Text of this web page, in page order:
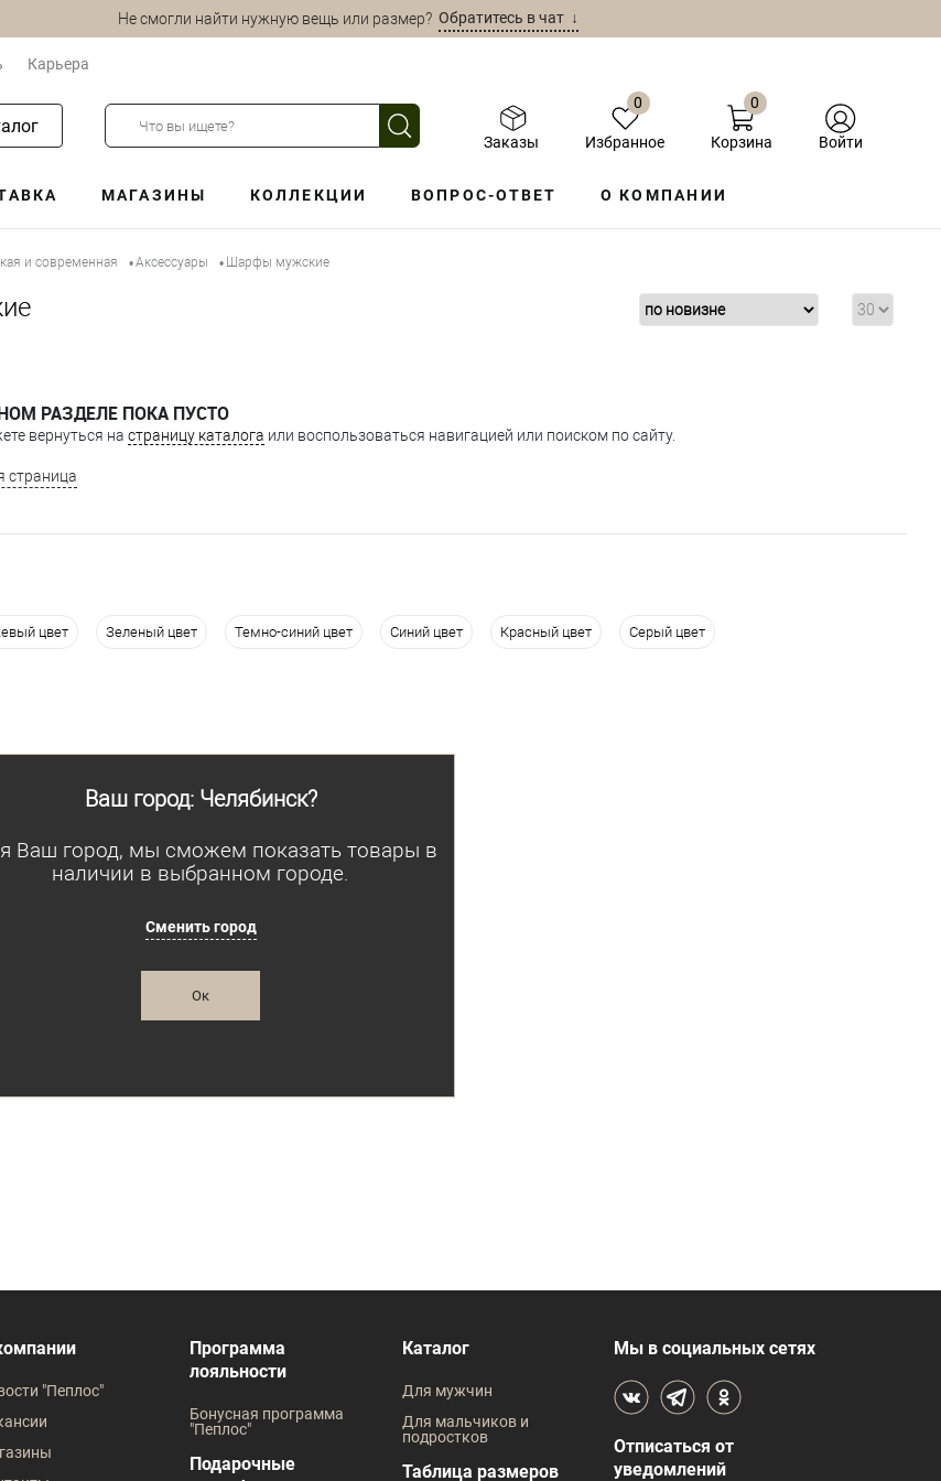
Ваш город: Челябинск?
Ваш город, мы сможем показать товары в
наличии в выбранном городе.
Сменить город
Ок
Не смогли найти нужную вещь или размер?Обратитесь в чат ↓
Карьера
Заказы
0
Избранное
0
Корзина Войти
МАГАЗИНЫ КОЛЛЕКЦИИ ВОПРОС-ОТВЕТ О КОМПАНИИ
и современная •Аксессуары • Шарфы мужские
РАЗДЕЛЕ ПОКА ПУСТО
вернуться на страницу каталога или воспользоваться навигацией или поиском по сайту.
страница
цвет Зеленый цвет Темно-синий цвет Синий цвет Красный цвет Серый цвет
"Пеплос"
Программа
лояльности
Бонусная программа
"Пеплос"
Подарочные
Каталог
Для мужчин
Для мальчиков и
подростков
Таблица размеров
Мы в социальных сетях
Отписаться от
уведомлений